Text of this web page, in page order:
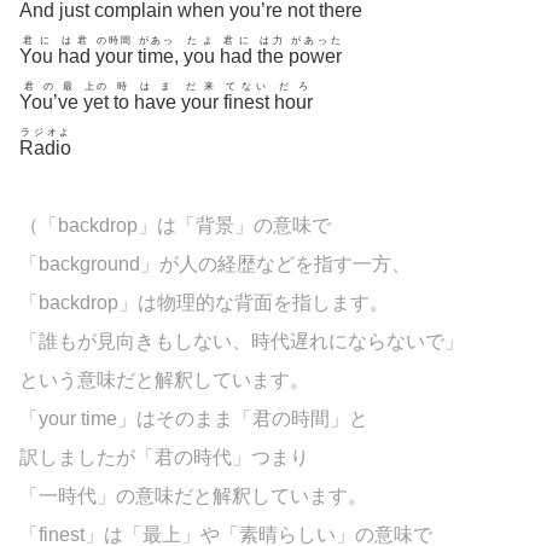
And just complain when you’re not there
You
君に
had
は君
your
の時間
time
があっ
, you
たよ
had
君に
the
は力
power
があった
You’ve
君の最
yet
上の
to
時
have
はま
your
だ来
finest
てない
hour
だろ
Radio
ラジオよ
（「backdrop」は「背景」の意味で
「background」が人の経歴などを指す一方、
「backdrop」は物理的な背面を指します。
「誰もが見向きもしない、時代遅れにならないで」
という意味だと解釈しています。
「your time」はそのまま「君の時間」と
訳しましたが「君の時代」つまり
「一時代」の意味だと解釈しています。
「finest」は「最上」や「素晴らしい」の意味で